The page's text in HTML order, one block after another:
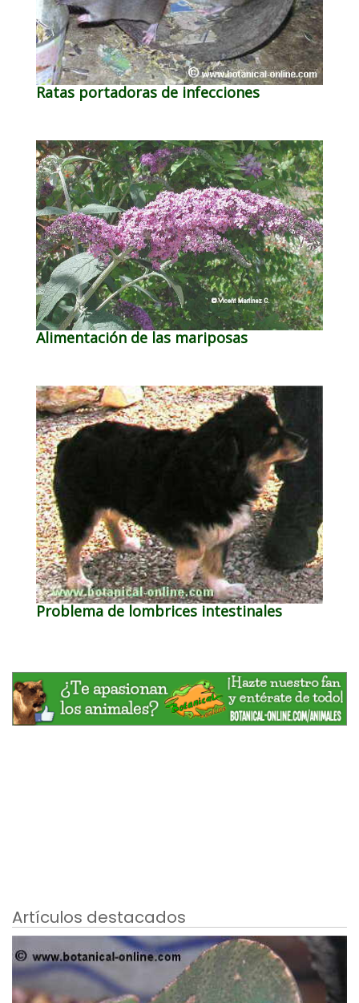
Ratas portadoras de infecciones
Alimentación de las mariposas
Problema de lombrices intestinales
Artículos destacados